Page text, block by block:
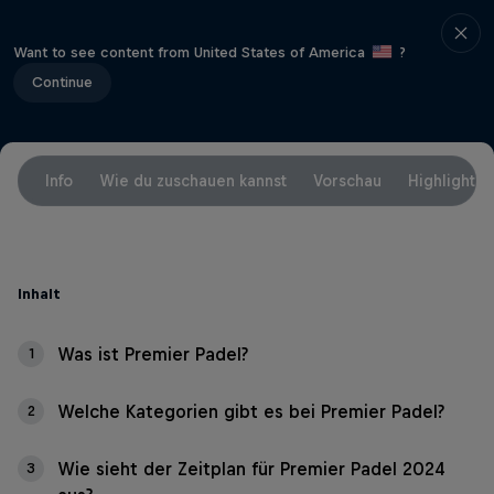
Want to see content from United States of America
?
Continue
Info Wie du zuschauen kannst Vorschau Highlights
Inhalt
1 Was ist Premier Padel?
2 Welche Kategorien gibt es bei Premier Padel?
3
Wie sieht der Zeitplan für Premier Padel 2024